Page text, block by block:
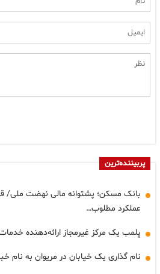
پربیننده‌ترین
بانک مسکن؛ پشتوانه مالی نهضت ملی/
عملکرد مطلوب…
پلمب یک مرکز غیرمجاز ارائه‌دهنده
نام گذاری یک خیابان در مریوان به نام